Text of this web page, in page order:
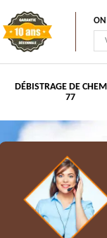
ON
DÉBISTRAGE DE
77